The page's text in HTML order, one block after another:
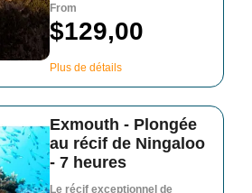
From
$129,00
Plus de détails
Exmouth - Plongée
au récif de Ningaloo
- 7 heures
Le récif exceptionnel de